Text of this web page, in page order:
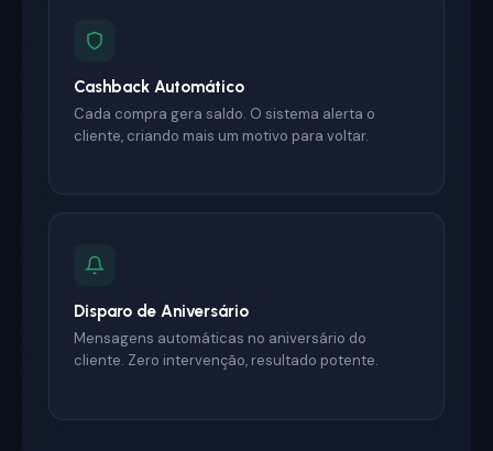
Cashback Automático
Cada compra gera saldo. O sistema alerta o
cliente, criando mais um motivo para voltar.
Disparo de Aniversário
Mensagens automáticas no aniversário do
cliente. Zero intervenção, resultado potente.